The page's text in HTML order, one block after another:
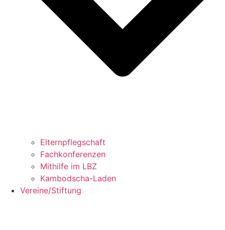
Elternpflegschaft
Fachkonferenzen
Mithilfe im LBZ
Kambodscha-Laden
Vereine/Stiftung